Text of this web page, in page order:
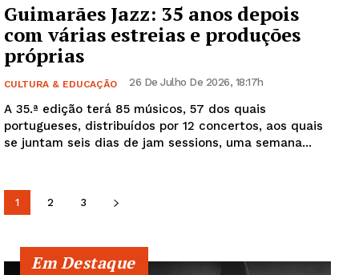
Guimarães Jazz: 35 anos depois
com várias estreias e produções
próprias
CULTURA & EDUCAÇÃO 26 De Julho De 2026, 18:17h
A 35.ª edição terá 85 músicos, 57 dos quais
portugueses, distribuídos por 12 concertos, aos quais
se juntam seis dias de jam sessions, uma semana...
1 2 3
Em Destaque